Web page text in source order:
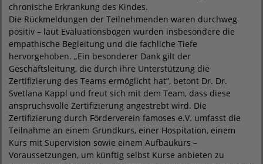
chronische Erkrankung des Kindes.
Die Rückmeldungen der Teilnehmenden waren durchweg
positiv – laut Evaluationsbögen wurden insbesondere die
empathische Begleitung und die fachliche Tiefe
hervorgehoben. „Ein besonderer Dank gilt der
Geschäftsleitung, die durch ihre Unterstützung die
Zertifizierung des Teams ermöglicht hat”, betont Dr. Dr.
Svetlana Kappl und freut sich mit dem Team, dass diese
anspruchsvolle Zertifizierung angestrebt wird. Die
Zertifizierung durch Förderverein famoses e.V. umfasst die
Teilnahme an einem Grundkurs, einer Hospitation, einem
Kurs mit Supervision sowie einem Aufbaukurs –
Voraussetzungen, um künftig selbst Kurse anbieten zu